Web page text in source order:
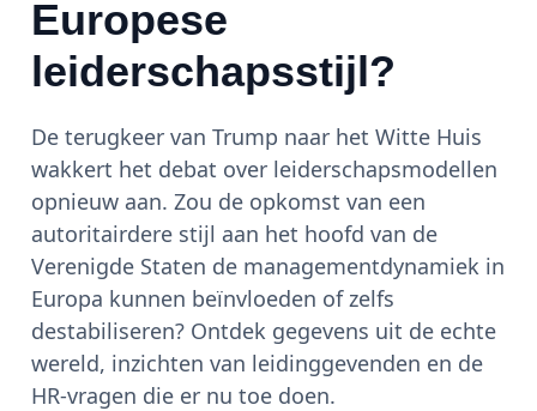
Europese
leiderschapsstijl?
De terugkeer van Trump naar het Witte Huis
wakkert het debat over leiderschapsmodellen
opnieuw aan. Zou de opkomst van een
autoritairdere stijl aan het hoofd van de
Verenigde Staten de managementdynamiek in
Europa kunnen beïnvloeden of zelfs
destabiliseren? Ontdek gegevens uit de echte
wereld, inzichten van leidinggevenden en de
HR-vragen die er nu toe doen.